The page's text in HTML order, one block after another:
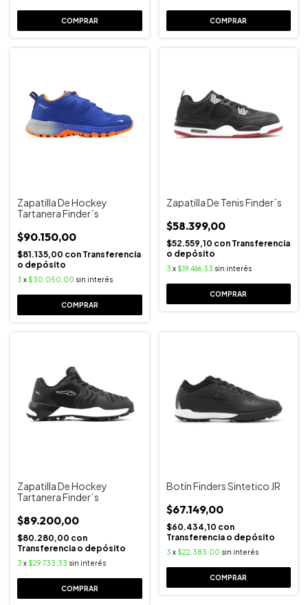
COMPRAR COMPRAR
Zapatilla De Hockey
Tartanera Finder´s
$90.150,00
$81.135,00 con Transferencia
o depósito
3 x $30.050,00 sin interés
COMPRAR
Zapatilla De Tenis Finder´s
$58.399,00
$52.559,10 con Transferencia
o depósito
3 x $19.466,33 sin interés
COMPRAR
Zapatilla De Hockey
Tartanera Finder´s
$89.200,00
$80.280,00 con
Transferencia o depósito
3 x $29.733,33 sin interés
COMPRAR
Botín Finders Sintetico JR
$67.149,00
$60.434,10 con
Transferencia o depósito
3 x $22.383,00 sin interés
COMPRAR